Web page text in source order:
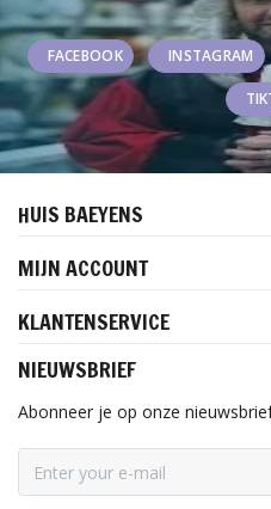
FACEBOOK INSTAGRAM
HUIS BAEYENS
MIJN ACCOUNT
KLANTENSERVICE
NIEUWSBRIEF
Abonneer je op onze